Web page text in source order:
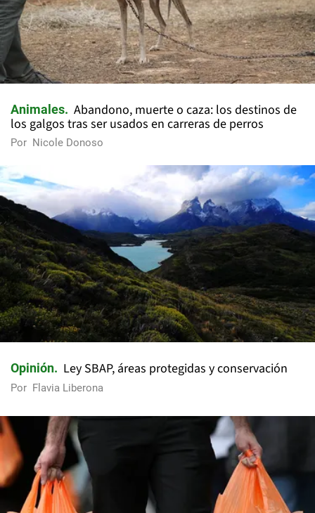
Animales
Abandono, muerte o caza: los destinos de
los galgos tras ser usados en carreras de perros
Por Nicole Donoso
Opinión Ley SBAP, áreas protegidas y conservación
Por Flavia Liberona